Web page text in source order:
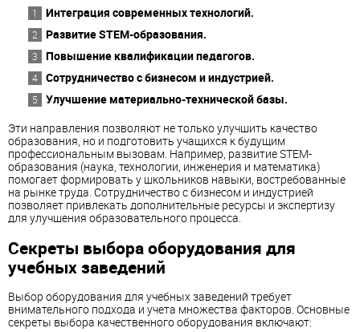
Интеграция современных технологий.
Развитие STEM-образования.
Повышение квалификации педагогов.
Сотрудничество с бизнесом и индустрией.
Улучшение материально-технической базы.
Эти направления позволяют не только улучшить качество
образования, но и подготовить учащихся к будущим
профессиональным вызовам. Например, развитие STEM-
образования (наука, технологии, инженерия и математика)
помогает формировать у школьников навыки, востребованные
на рынке труда. Сотрудничество с бизнесом и индустрией
позволяет привлекать дополнительные ресурсы и экспертизу
для улучшения образовательного процесса.
Секреты выбора оборудования для
учебных заведений
Выбор оборудования для учебных заведений требует
внимательного подхода и учета множества факторов. Основные
секреты выбора качественного оборудования включают: